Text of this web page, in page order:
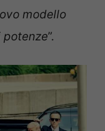
modello
potenze”.